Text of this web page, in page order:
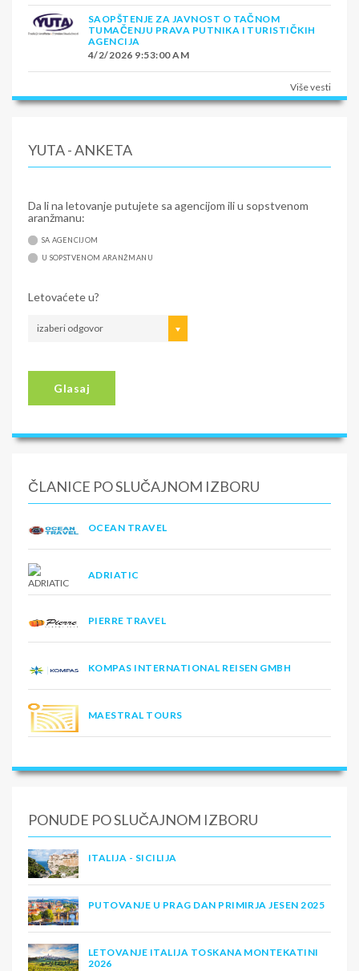
SAOPŠTENJE ZA JAVNOST O TAČNOM
TUMAČENJU PRAVA PUTNIKA I TURISTIČKIH
AGENCIJA
4/2/2026 9:53:00 AM
Više vesti
YUTA - ANKETA
Da li na letovanje putujete sa agencijom ili u sopstvenom
aranžmanu:
SA AGENCIJOM
U SOPSTVENOM ARANŽMANU
Letovaćete u?
izaberi odgovor
Glasaj
ČLANICE PO SLUČAJNOM IZBORU
OCEAN TRAVEL
ADRIATIC
PIERRE TRAVEL
KOMPAS INTERNATIONAL REISEN GMBH
MAESTRAL TOURS
PONUDE PO SLUČAJNOM IZBORU
ITALIJA - SICILIJA
PUTOVANJE U PRAG DAN PRIMIRJA JESEN 2025
LETOVANJE ITALIJA TOSKANA MONTEKATINI
2026